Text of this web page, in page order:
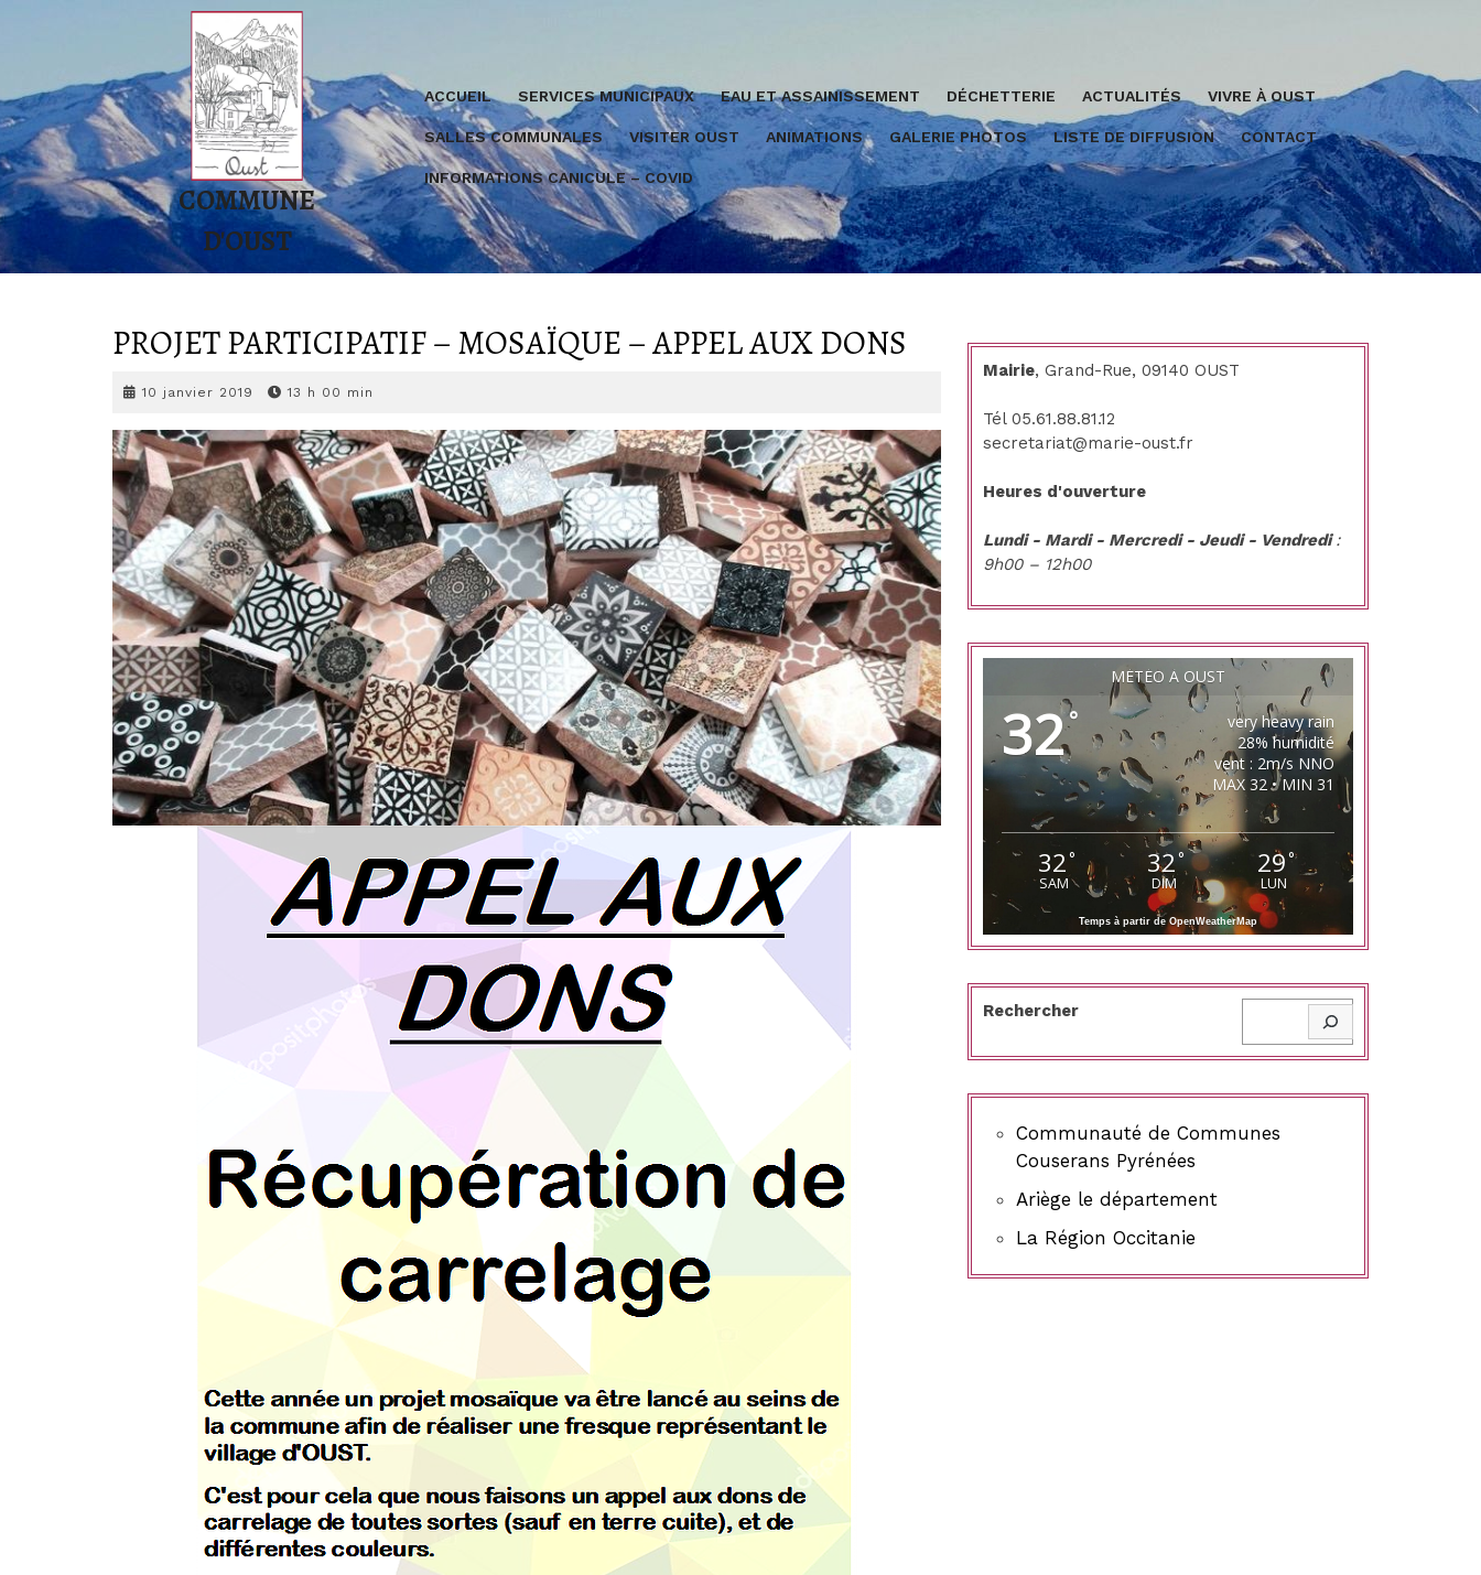
COMMUNE
D'OUST
ACCUEIL SERVICES MUNICIPAUX EAU ET ASSAINISSEMENT DÉCHETTERIE ACTUALITÉS VIVRE À OUST
SALLES COMMUNALES VISITER OUST ANIMATIONS GALERIE PHOTOS LISTE DE DIFFUSION CONTACT
INFORMATIONS CANICULE – COVID
PROJET PARTICIPATIF – MOSAÏQUE – APPEL AUX DONS
10 janvier 2019
2019
13 h 00 min
Mairie, Grand-Rue, 09140 OUST
Tél 05.61.88.81.12
secretariat@marie-oust.fr
Heures d'ouverture
Lundi - Mardi - Mercredi - Jeudi - Vendredi:
9h00 – 12h00
MÉTÉO À OUST
32°
very heavy rain
28% humidité
vent : 2m/s NNO
MAX 32 • MIN 31
32°
SAM
32°
DIM
29°
LUN
Temps à partir de OpenWeatherMap
Rechercher
Communauté de Communes
Couserans Pyrénées
Ariège le département
La Région Occitanie